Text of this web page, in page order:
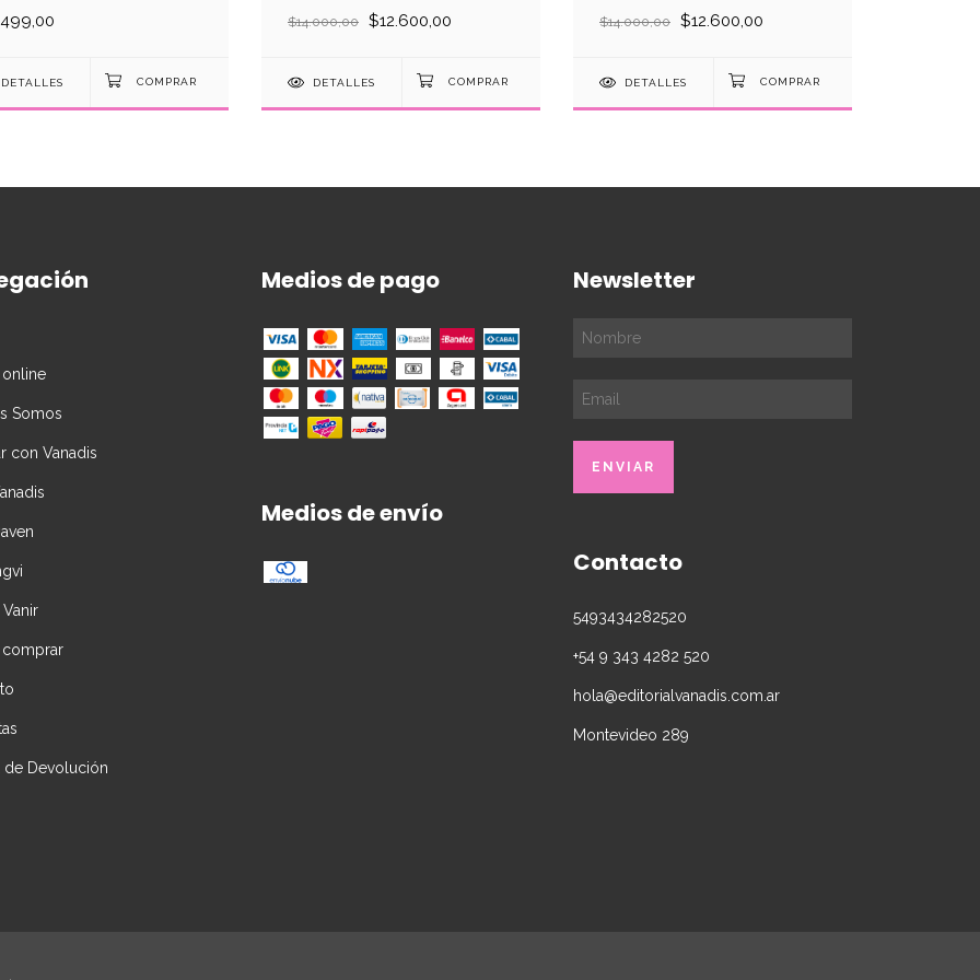
DETALLES
$14.000,00 $12.600,00
DETALLES
$14.000,00 $12.600,00
DETALLES
Somos
con Vanadis
comprar
de Devolución
Medios de pago
Medios de envío
Newsletter
Contacto
5493434282520
+54 9 343 4282 520
hola@editorialvanadis.com.ar
Montevideo 289